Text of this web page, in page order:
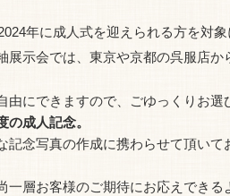
年に成人式を迎えられる方を対
展示会では、東京や京都の呉服店か
由にできますので、ごゆっくりお選
の成人記念。
記念写真の作成に携わらせて頂い
一層お客様のご期待にお応えできる